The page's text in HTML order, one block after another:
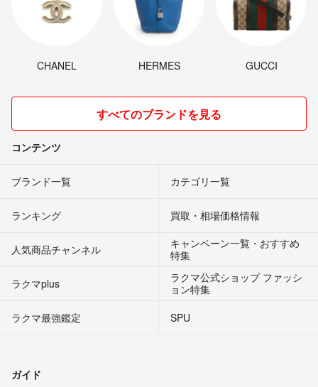
CHANEL HERMES GUCCI
すべてのブランドを見る
コンテンツ
ブランド一覧 カテゴリ一覧
ランキング 買取・相場価格情報
人気商品チャンネル
キャンペーン一覧・おすすめ
特集
ラクマplus
ラクマ公式ショップ ファッシ
ョン特集
ラクマ最強鑑定
SPU
ガイド